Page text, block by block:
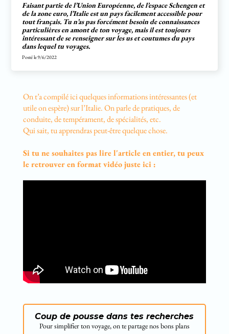
Faisant partie de l’Union Européenne, de l’espace Schengen et
de la zone euro, l’Italie est un pays facilement accessible pour
tout français. Tu n’as pas forcément besoin de connaissances
particulières en amont de ton voyage, mais il est toujours
intéressant de se renseigner sur les us et coutumes du pays
dans lequel tu voyages.
Posté le9/6/2022
On t’a compilé ici quelques informations intéressantes (et
utile on espère) sur l’Italie. On parle de pratiques, de
conduite, de tempérament, de spécialités, etc.
Qui sait, tu apprendras peut-être quelque chose.
Si tu ne souhaites pas lire l'article en entier, tu peux
le retrouver en format vidéo juste ici :
Coup de pousse dans tes recherches
Pour simplifier ton voyage, on te partage nos bons plans